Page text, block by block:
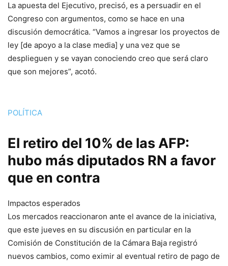
La apuesta del Ejecutivo, precisó, es a persuadir en el
Congreso con argumentos, como se hace en una
discusión democrática. “Vamos a ingresar los proyectos de
ley [de apoyo a la clase media] y una vez que se
desplieguen y se vayan conociendo creo que será claro
que son mejores”, acotó.
POLÍTICA
El retiro del 10% de las AFP:
hubo más diputados RN a favor
que en contra
Impactos esperados
Los mercados reaccionaron ante el avance de la iniciativa,
que este jueves en su discusión en particular en la
Comisión de Constitución de la Cámara Baja registró
nuevos cambios, como eximir al eventual retiro de pago de